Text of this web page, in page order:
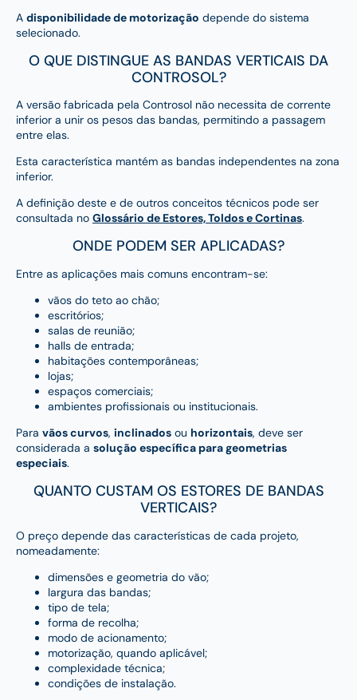
A disponibilidade de motorização depende do sistema
selecionado.
O QUE DISTINGUE AS BANDAS VERTICAIS DA
CONTROSOL?
A versão fabricada pela Controsol não necessita de corrente
inferior a unir os pesos das bandas, permitindo a passagem
entre elas.
Esta característica mantém as bandas independentes na zona
inferior.
A definição deste e de outros conceitos técnicos pode ser
consultada no Glossário de Estores, Toldos e Cortinas.
ONDE PODEM SER APLICADAS?
Entre as aplicações mais comuns encontram-se:
vãos do teto ao chão;
escritórios;
salas de reunião;
halls de entrada;
habitações contemporâneas;
lojas;
espaços comerciais;
ambientes profissionais ou institucionais.
Para vãos curvos, inclinados ou horizontais, deve ser
considerada a solução específica para geometrias
especiais.
QUANTO CUSTAM OS ESTORES DE BANDAS
VERTICAIS?
O preço depende das características de cada projeto,
nomeadamente:
dimensões e geometria do vão;
largura das bandas;
tipo de tela;
forma de recolha;
modo de acionamento;
motorização, quando aplicável;
complexidade técnica;
condições de instalação.